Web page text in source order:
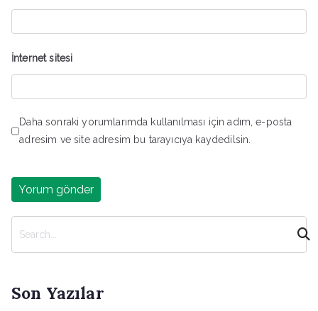
İnternet sitesi
Daha sonraki yorumlarımda kullanılması için adım, e-posta
adresim ve site adresim bu tarayıcıya kaydedilsin.
Son Yazılar